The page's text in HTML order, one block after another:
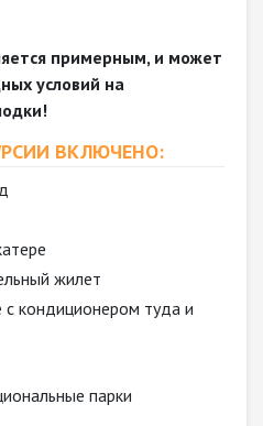
примерным, и может
условий на
ВКЛЮЧЕНО:
жилет
кондиционером туда и
парки